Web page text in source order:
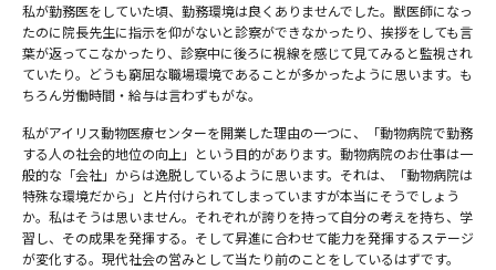
私が勤務医をしていた頃、勤務環境は良くありませんでした。獣医師になっ
たのに院長先生に指示を仰がないと診察ができなかったり、挨拶をしても言
葉が返ってこなかったり、診察中に後ろに視線を感じて見てみると監視され
ていたり。どうも窮屈な職場環境であることが多かったように思います。も
ちろん労働時間・給与は言わずもがな。
私がアイリス動物医療センターを開業した理由の一つに、「動物病院で勤務
する人の社会的地位の向上」という目的があります。動物病院のお仕事は一
般的な「会社」からは逸脱しているように思います。それは、「動物病院は
特殊な環境だから」と片付けられてしまっていますが本当にそうでしょう
か。私はそうは思いません。それぞれが誇りを持って自分の考えを持ち、学
習し、その成果を発揮する。そして昇進に合わせて能力を発揮するステージ
が変化する。現代社会の営みとして当たり前のことをしているはずです。